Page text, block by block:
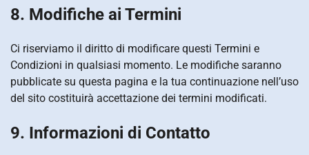
8. Modifiche ai Termini
Ci riserviamo il diritto di modificare questi Termini e
Condizioni in qualsiasi momento. Le modifiche saranno
pubblicate su questa pagina e la tua continuazione nell’uso
del sito costituirà accettazione dei termini modificati.
9. Informazioni di Contatto